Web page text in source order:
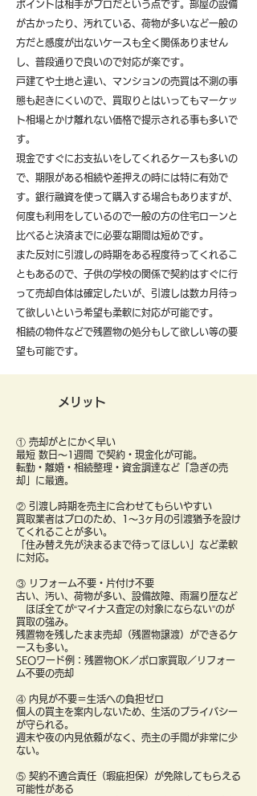
ポイントは相手がプロだという点です。部屋の設備
が古かったり、汚れている、荷物が多いなど一般の
方だと感度が出ないケースも全く関係ありません
し、普段通りで良いので対応が楽です。
戸建てや土地と違い、マンションの売買は不測の事
態も起きにくいので、買取りとはいってもマーケッ
ト相場とかけ離れない価格で提示される事も多いで
す。
現金ですぐにお支払いをしてくれるケースも多いの
で、期限がある相続や差押えの時には特に有効で
す。銀行融資を使って購入する場合もありますが、
何度も利用をしているので一般の方の住宅ローンと
比べると決済までに必要な期間は短めです。
また反対に引渡しの時期をある程度待ってくれるこ
ともあるので、子供の学校の関係で契約はすぐに行
って売却自体は確定したいが、引渡しは数カ月待っ
て欲しいという希望も柔軟に対応が可能です。
​相続の物件などで残置物の処分もして欲しい等の要
望も可能です。
メリット
① 売却がとにかく早い
最短 数日〜1週間 で契約・現金化が可能。
転勤・離婚・相続整理・資金調達など「急ぎの売
却」に最適。
② 引渡し時期を売主に合わせてもらいやすい
買取業者はプロのため、1〜3ヶ月の引渡猶予を設け
てくれることが多い。
「住み替え先が決まるまで待ってほしい」など柔軟
に対応。
③ リフォーム不要・片付け不要
古い、汚い、荷物が多い、設備故障、雨漏り歴など
ほぼ全てが“マイナス査定の対象にならない”のが
買取の強み。
残置物を残したまま売却（残置物譲渡）ができるケ
ースも多い。
SEOワード例：残置物OK／ボロ家買取／リフォー
ム不要の売却
④ 内見が不要＝生活への負担ゼロ
個人の買主を案内しないため、生活のプライバシー
が守られる。
週末や夜の内見依頼がなく、売主の手間が非常に少
ない。
⑤ 契約不適合責任（瑕疵担保）が免除してもらえる
可能性がある